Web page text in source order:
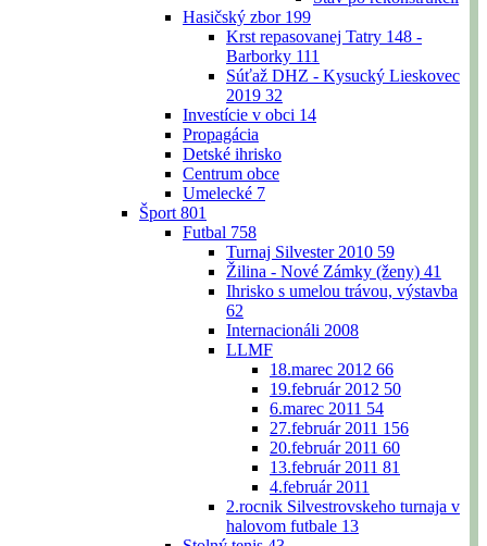
Hasičský zbor 199
Krst repasovanej Tatry 148 -
Barborky 111
Súťaž DHZ - Kysucký Lieskovec
2019 32
Investície v obci 14
Propagácia
Detské ihrisko
Centrum obce
Umelecké 7
Šport 801
Futbal 758
Turnaj Silvester 2010 59
Žilina - Nové Zámky (ženy) 41
Ihrisko s umelou trávou, výstavba
62
Internacionáli 2008
LLMF
18.marec 2012 66
19.február 2012 50
6.marec 2011 54
27.február 2011 156
20.február 2011 60
13.február 2011 81
4.február 2011
2.rocnik Silvestrovskeho turnaja v
halovom futbale 13